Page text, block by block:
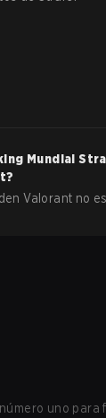
Mundial
?
Valorant no
uno para